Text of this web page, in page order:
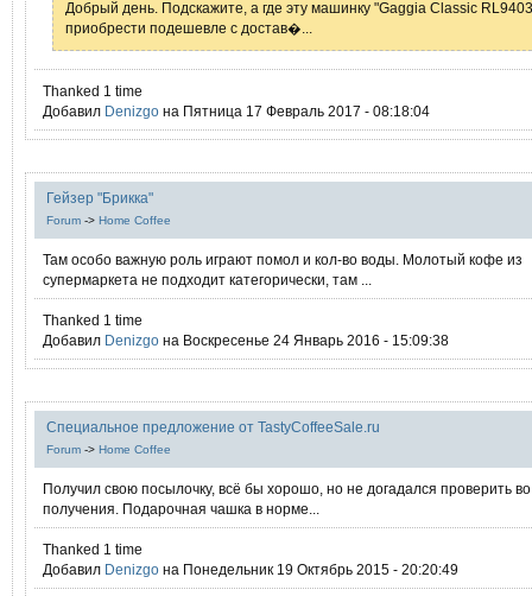
Добрый день. Подскажите, а где эту машинку "Gaggia Classic
приобрести подешевле с достав�...
Thanked 1 time
Добавил Denizgo на Пятница 17 Февраль 2017 - 08:18:04
Гейзер "Брикка"
Forum -> Home Coffee
Там особо важную роль играют помол и кол-во воды. Молотый кофе из
супермаркета не подходит категорически, там ...
Thanked 1 time
Добавил Denizgo на Воскресенье 24 Январь 2016 - 15:09:38
Специальное предложение от TastyCoffeeSale.ru
Forum -> Home Coffee
Получил свою посылочку, всё бы хорошо, но не догадался проверить
получения. Подарочная чашка в норме...
Thanked 1 time
Добавил Denizgo на Понедельник 19 Октябрь 2015 - 20:20:49